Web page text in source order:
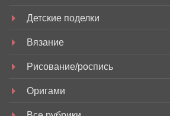
Детские поделки
Вязание
Рисование/роспись
Оригами